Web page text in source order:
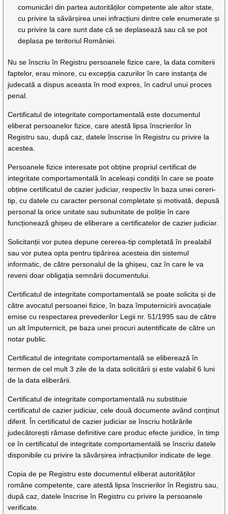
comunicări din partea autorităților competente ale altor state,
cu privire la săvârșirea unei infracțiuni dintre cele enumerate și
cu privire la care sunt date că se deplasează sau că se pot
deplasa pe teritoriul României.
Nu se înscriu în Registru persoanele fizice care, la data comiterii
faptelor, erau minore, cu excepția cazurilor în care instanța de
judecată a dispus aceasta în mod expres, în cadrul unui proces
penal.
Certificatul de integritate comportamentală este documentul
eliberat persoanelor fizice, care atestă lipsa înscrierilor în
Registru sau, după caz, datele înscrise în Registru cu privire la
acestea.
Persoanele fizice interesate pot obține propriul certificat de
integritate comportamentală în aceleași condiții în care se poate
obține certificatul de cazier judiciar, respectiv în baza unei cereri-
tip, cu datele cu caracter personal completate și motivată, depusă
personal la orice unitate sau subunitate de poliție în care
funcționează ghișeu de eliberare a certificatelor de cazier judiciar.
Solicitanții vor putea depune cererea-tip completată în prealabil
sau vor putea opta pentru tipărirea acesteia din sistemul
informatic, de către personalul de la ghișeu, caz în care le va
reveni doar obligația semnării documentului.
Certificatul de integritate comportamentală se poate solicita și de
către avocatul persoanei fizice, în baza împuternicirii avocațiale
emise cu respectarea prevederilor Legii nr. 51/1995 sau de către
un alt împuternicit, pe baza unei procuri autentificate de către un
notar public.
Certificatul de integritate comportamentală se eliberează în
termen de cel mult 3 zile de la data solicitării și este valabil 6 luni
de la data eliberării.
Certificatul de integritate comportamentală nu substituie
certificatul de cazier judiciar, cele două documente având conținut
diferit. În certificatul de cazier judiciar se înscriu hotărârile
judecătorești rămase definitive care produc efecte juridice, în timp
ce în certificatul de integritate comportamentală se înscriu datele
disponibile cu privire la săvârșirea infracțiunilor indicate de lege.
Copia de pe Registru este documentul eliberat autorităților
române competente, care atestă lipsa înscrierilor în Registru sau,
după caz, datele înscrise în Registru cu privire la persoanele
verificate.